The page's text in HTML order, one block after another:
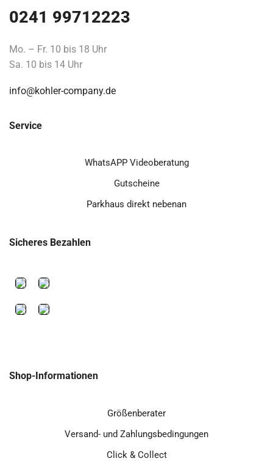
0241 99712223
Mo. – Fr. 10 bis 18 Uhr
Sa. 10 bis 14 Uhr
info@kohler-company.de
Service
WhatsAPP Videoberatung
Gutscheine
Parkhaus direkt nebenan
Sicheres Bezahlen
Shop-Informationen
Größenberater
Versand- und Zahlungsbedingungen
Click & Collect